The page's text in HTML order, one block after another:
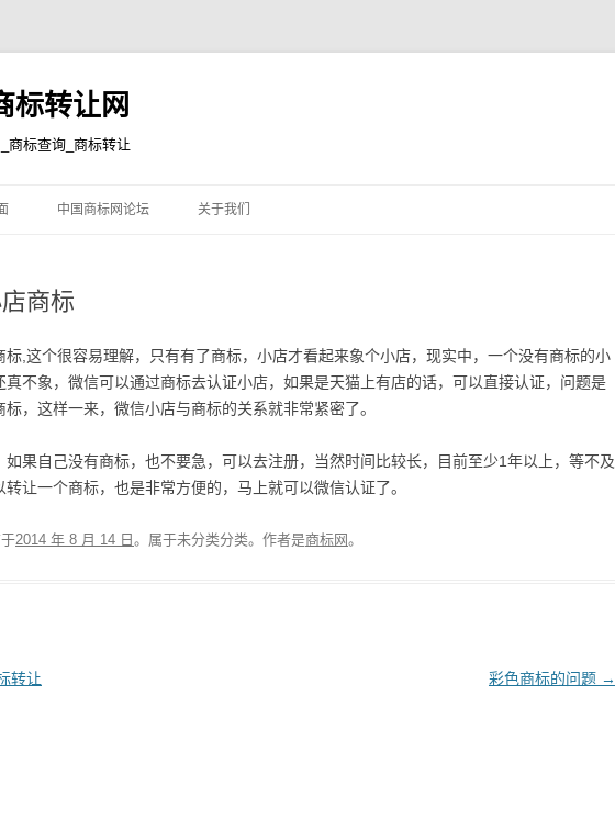
标转让网
商标查询_商标转让
中国商标网论坛 关于我们
商标
标,这个很容易理解，只有有了商标，小店才看起来象个小店，现实中，一个没有商标的小
真不象，微信可以通过商标去认证小店，如果是天猫上有店的话，可以直接认证，问题是
标，这样一来，微信小店与商标的关系就非常紧密了。
如果自己没有商标，也不要急，可以去注册，当然时间比较长，目前至少1年以上，等不及
转让一个商标，也是非常方便的，马上就可以微信认证了。
2014 年 8 月 14 日 。属于未分类分类。 作者是商标网。
转让 彩色商标的问题 →